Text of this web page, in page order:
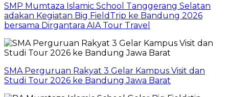
SMP Mumtaza Islamic School Tanggerang Selatan
adakan Kegiatan Big FieldTrip ke Bandung 2026
bersama Dirgantara AIA Tour Travel
SMA Perguruan Rakyat 3 Gelar Kampus Visit dan
Studi Tour 2026 ke Bandung Jawa Barat